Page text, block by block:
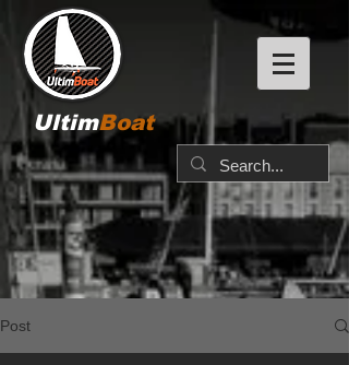
UltimBoat
Post